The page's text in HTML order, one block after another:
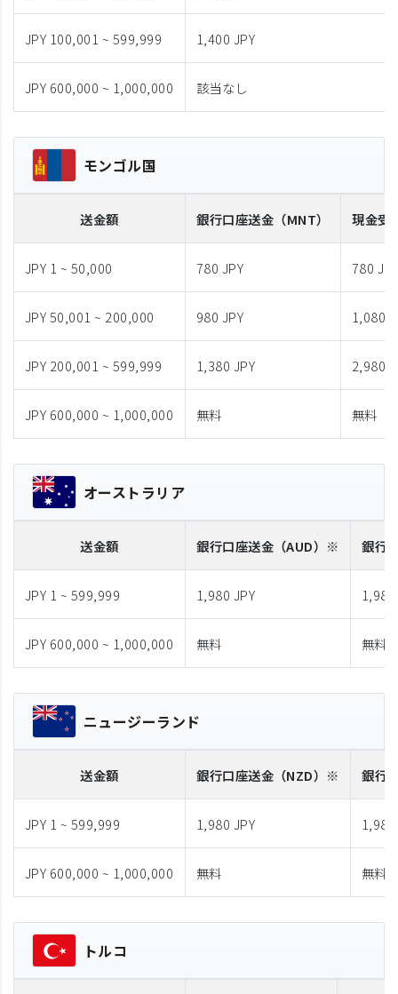
JPY 100,001 ~ 599,999 1,400 JPY
JPY 600,000 ~ 1,000,000 該当なし
モンゴル国
送金額 銀行口座送金 （MNT） 現金受
JPY 1 ~ 50,000 780 JPY 780
JPY 50,001 ~ 200,000 980 JPY 1,080
JPY 200,001 ~ 599,999 1,380 JPY 2,980
JPY 600,000 ~ 1,000,000 無料 無料
オーストラリア
送金額 銀行口座送金 （AUD）※ 銀行
JPY 1 ~ 599,999 1,980 JPY 1,980
JPY 600,000 ~ 1,000,000 無料 無料
ニュージーランド
送金額 銀行口座送金 （NZD）※ 銀行
JPY 1 ~ 599,999 1,980 JPY 1,980
JPY 600,000 ~ 1,000,000 無料 無料
トルコ